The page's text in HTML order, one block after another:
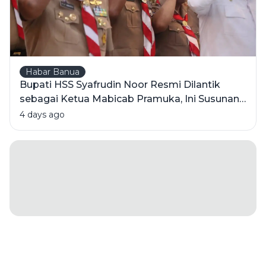
Habar Banua
Bupati HSS Syafrudin Noor Resmi Dilantik
sebagai Ketua Mabicab Pramuka, Ini Susunan
Pengurus 2025-2030
4 days ago